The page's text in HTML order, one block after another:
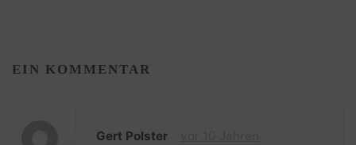
EIN KOMMENTAR
Gert Polster